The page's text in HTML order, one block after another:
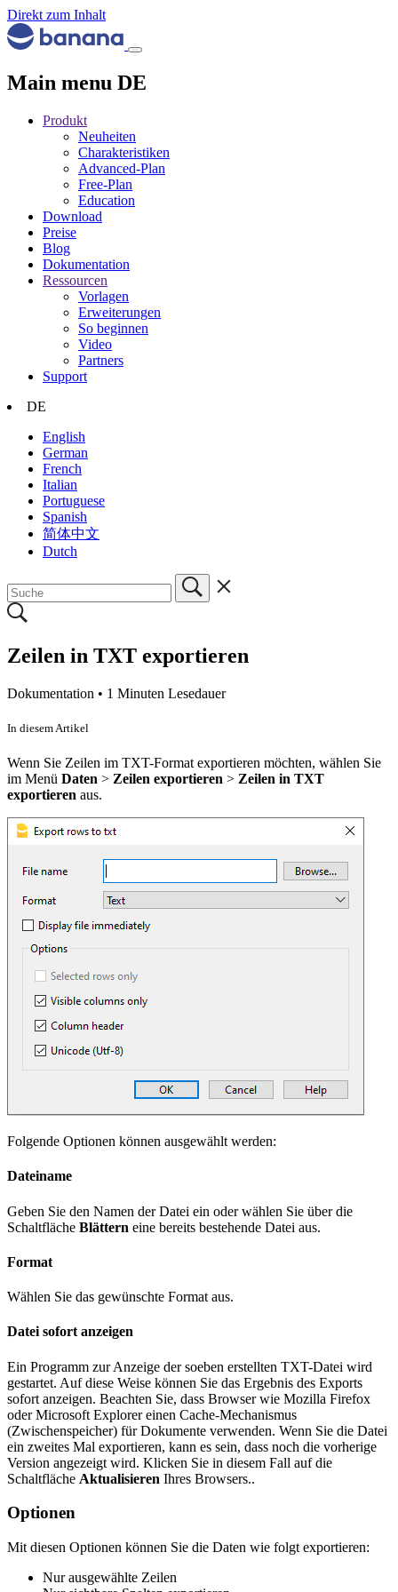
Direkt zum Inhalt
Main menu DE
Produkt
Neuheiten
Charakteristiken
Advanced-Plan
Free-Plan
Education
Download
Preise
Blog
Dokumentation
Ressourcen
Vorlagen
Erweiterungen
So beginnen
Video
Partners
Support
DE
English
German
French
Italian
Portuguese
Spanish
简体中文
Dutch
Zeilen in TXT exportieren
Dokumentation • 1 Minuten Lesedauer
In diesem Artikel
Wenn Sie Zeilen im TXT-Format exportieren möchten, wählen Sie
im Menü Daten > Zeilen exportieren > Zeilen in TXT
exportieren aus.
Folgende Optionen können ausgewählt werden:
Dateiname
Geben Sie den Namen der Datei ein oder wählen Sie über die
Schaltfläche Blättern eine bereits bestehende Datei aus.
Format
Wählen Sie das gewünschte Format aus.
Datei sofort anzeigen
Ein Programm zur Anzeige der soeben erstellten TXT-Datei wird
gestartet. Auf diese Weise können Sie das Ergebnis des Exports
sofort anzeigen. Beachten Sie, dass Browser wie Mozilla Firefox
oder Microsoft Explorer einen Cache-Mechanismus
(Zwischenspeicher) für Dokumente verwenden. Wenn Sie die Datei
ein zweites Mal exportieren, kann es sein, dass noch die vorherige
Version angezeigt wird. Klicken Sie in diesem Fall auf die
Schaltfläche Aktualisieren Ihres Browsers..
Optionen
Mit diesen Optionen können Sie die Daten wie folgt exportieren:
Nur ausgewählte Zeilen